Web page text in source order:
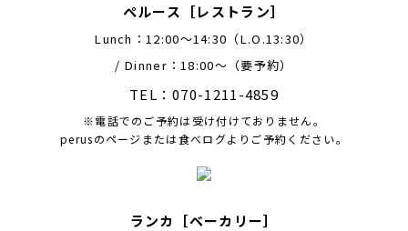
ペルース［レストラン］
Lunch：12:00〜14:30（L.O.13:30）
/ Dinner：18:00〜（要予約）
TEL：070-1211-4859
※電話でのご予約は受け付けておりません。
perusのページまたは食べログよりご予約ください。
ランカ［ベーカリー］